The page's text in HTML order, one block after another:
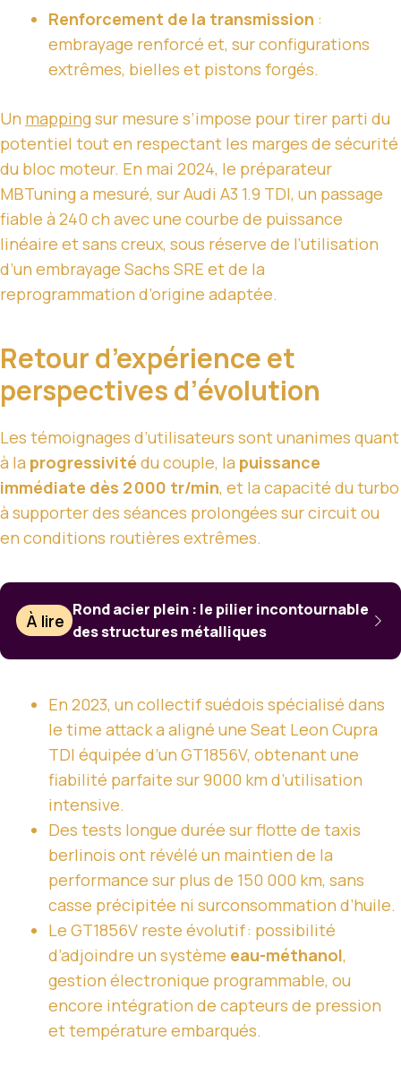
Renforcement de la transmission :
embrayage renforcé et, sur configurations
extrêmes, bielles et pistons forgés.
Un mappingsur mesure s’impose pour tirer parti du
potentiel tout en respectant les marges de sécurité
du bloc moteur. En mai 2024, le préparateur
MBTuning a mesuré, sur Audi A3 1.9 TDI, un passage
fiable à 240 ch avec une courbe de puissance
linéaire et sans creux, sous réserve de l’utilisation
d’un embrayage Sachs SRE et de la
reprogrammation d’origine adaptée.
Retour d’expérience et
perspectives d’évolution
Les témoignages d’utilisateurs sont unanimes quant
à la progressivité du couple, la puissance
immédiate dès 2 000 tr/min, et la capacité du turbo
à supporter des séances prolongées sur circuit ou
en conditions routières extrêmes.
À lire
Rond acier plein : le pilier incontournable
des structures métalliques
En 2023, un collectif suédois spécialisé dans
le time attack a aligné une Seat Leon Cupra
TDI équipée d’un GT1856V, obtenant une
fiabilité parfaite sur 9000 km d’utilisation
intensive.
Des tests longue durée sur flotte de taxis
berlinois ont révélé un maintien de la
performance sur plus de 150 000 km, sans
casse précipitée ni surconsommation d’huile.
Le GT1856V reste évolutif : possibilité
d’adjoindre un système eau-méthanol,
gestion électronique programmable, ou
encore intégration de capteurs de pression
et température embarqués.